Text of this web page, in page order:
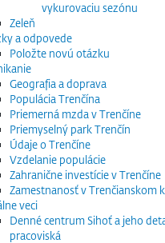
vykurovaciu sezónu
Zeleň
a odpovede
Položte novú otázku
Geografia a doprava
Populácia Trenčína
Priemerná mzda v Trenčíne
Priemyselný park Trenčín
Údaje o Trenčíne
Vzdelanie populácie
Zahranične investície v Trenčíne
Zamestnanosť v Trenčianskom
veci
Denné centrum Sihoť a jeho
pracoviská